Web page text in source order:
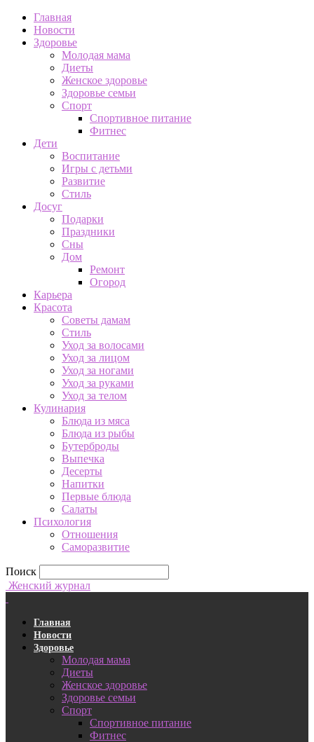
Главная
Новости
Здоровье
Молодая мама
Диеты
Женское здоровье
Здоровье семьи
Спорт
Спортивное питание
Фитнес
Дети
Воспитание
Игры с детьми
Развитие
Стиль
Досуг
Подарки
Праздники
Сны
Дом
Ремонт
Огород
Карьера
Красота
Советы дамам
Стиль
Уход за волосами
Уход за лицом
Уход за ногами
Уход за руками
Уход за телом
Кулинария
Блюда из мяса
Блюда из рыбы
Бутерброды
Выпечка
Десерты
Напитки
Первые блюда
Салаты
Психология
Отношения
Саморазвитие
Поиск
Женский журнал
Главная
Новости
Здоровье
Молодая мама
Диеты
Женское здоровье
Здоровье семьи
Спорт
Спортивное питание
Фитнес